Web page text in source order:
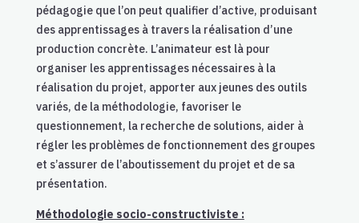
pédagogie que l’on peut qualifier d’active, produisant
des apprentissages à travers la réalisation d’une
production concrète. L’animateur est là pour
organiser les apprentissages nécessaires à la
réalisation du projet, apporter aux jeunes des outils
variés, de la méthodologie, favoriser le
questionnement, la recherche de solutions, aider à
régler les problèmes de fonctionnement des groupes
et s’assurer de l’aboutissement du projet et de sa
présentation.
Méthodologie socio-constructiviste :